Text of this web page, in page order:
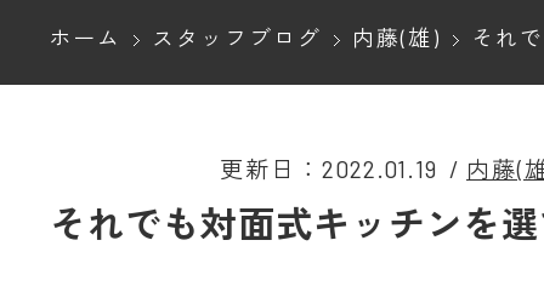
ホーム スタッフブログ 内藤(雄) それでも対
更新日：2022.01.19 / 内藤(
それでも対面式キッチンを